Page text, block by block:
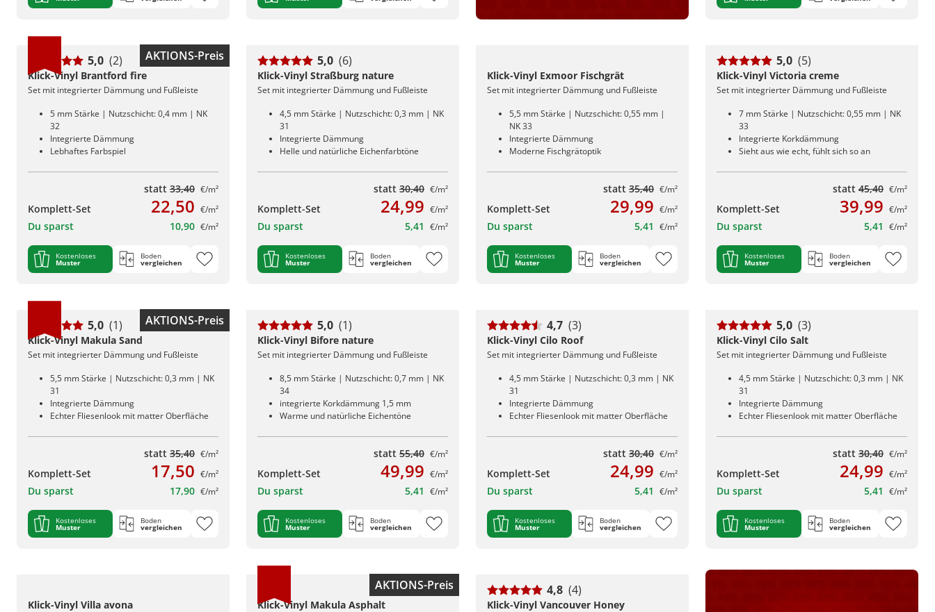
AKTIONS-Preis
5,0 (2)
Klick-Vinyl Brantford fire
Set mit integrierter Dämmung und Fußleiste
5 mm Stärke | Nutzschicht: 0,4 mm | NK
32
Integrierte Dämmung
Lebhaftes Farbspiel
statt 33,40 €/m²
Komplett-Set 22,50 €/m²
Du sparst 10,90 €/m²
Kostenloses
Muster
Boden
vergleichen
5,0 (6)
Klick-Vinyl Straßburg nature
Set mit integrierter Dämmung und Fußleiste
4,5 mm Stärke | Nutzschicht: 0,3 mm | NK
31
Integrierte Dämmung
Helle und natürliche Eichenfarbtöne
statt 30,40 €/m²
Komplett-Set 24,99 €/m²
Du sparst 5,41 €/m²
Kostenloses
Muster
Boden
vergleichen
Klick-Vinyl Exmoor Fischgrät
Set mit integrierter Dämmung und Fußleiste
5,5 mm Stärke | Nutzschicht: 0,55 mm |
NK 33
Integrierte Dämmung
Moderne Fischgrätoptik
statt 35,40 €/m²
Komplett-Set 29,99 €/m²
Du sparst 5,41 €/m²
Kostenloses
Muster
Boden
vergleichen
5,0 (5)
Klick-Vinyl Victoria creme
Set mit integrierter Dämmung und Fußleiste
7 mm Stärke | Nutzschicht: 0,55 mm | NK
33
Integrierte Korkdämmung
Sieht aus wie echt, fühlt sich so an
statt 45,40 €/m²
Komplett-Set 39,99 €/m²
Du sparst 5,41 €/m²
Kostenloses
Muster
Boden
vergleichen
AKTIONS-Preis
5,0 (1)
Klick-Vinyl Makula Sand
Set mit integrierter Dämmung und Fußleiste
5,5 mm Stärke | Nutzschicht: 0,3 mm | NK
31
Integrierte Dämmung
Echter Fliesenlook mit matter Oberfläche
statt 35,40 €/m²
Komplett-Set 17,50 €/m²
Du sparst 17,90 €/m²
Kostenloses
Muster
Boden
vergleichen
5,0 (1)
Klick-Vinyl Bifore nature
Set mit integrierter Dämmung und Fußleiste
8,5 mm Stärke | Nutzschicht: 0,7 mm | NK
34
integrierte Korkdämmung 1,5 mm
Warme und natürliche Eichentöne
statt 55,40 €/m²
Komplett-Set 49,99 €/m²
Du sparst 5,41 €/m²
Kostenloses
Muster
Boden
vergleichen
4,7 (3)
Klick-Vinyl Cilo Roof
Set mit integrierter Dämmung und Fußleiste
4,5 mm Stärke | Nutzschicht: 0,3 mm | NK
31
Integrierte Dämmung
Echter Fliesenlook mit matter Oberfläche
statt 30,40 €/m²
Komplett-Set 24,99 €/m²
Du sparst 5,41 €/m²
Kostenloses
Muster
Boden
vergleichen
5,0 (3)
Klick-Vinyl Cilo Salt
Set mit integrierter Dämmung und Fußleiste
4,5 mm Stärke | Nutzschicht: 0,3 mm | NK
31
Integrierte Dämmung
Echter Fliesenlook mit matter Oberfläche
statt 30,40 €/m²
Komplett-Set 24,99 €/m²
Du sparst 5,41 €/m²
Kostenloses
Muster
Boden
vergleichen
Klick-Vinyl Villa avona
AKTIONS-Preis
Klick-Vinyl Makula Asphalt
4,8 (4)
Klick-Vinyl Vancouver Honey